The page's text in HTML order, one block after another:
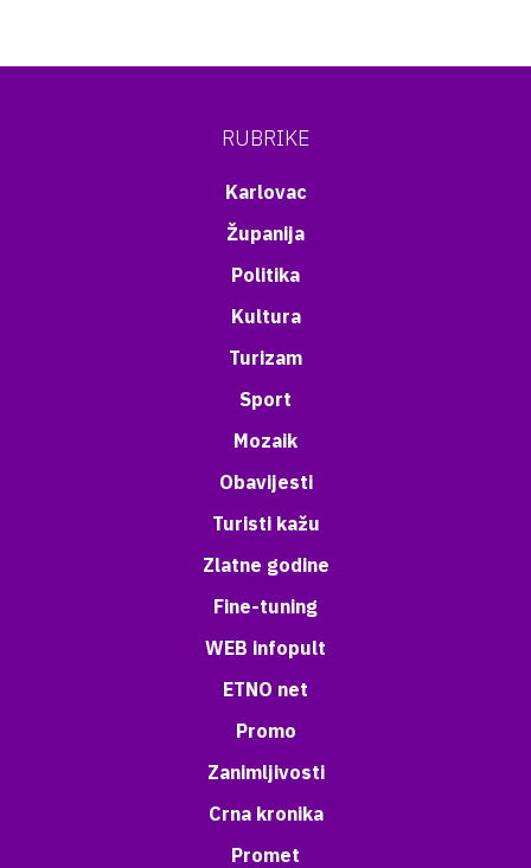
RUBRIKE
Karlovac
Županija
Politika
Kultura
Turizam
Sport
Mozaik
Obavijesti
Turisti kažu
Zlatne godine
Fine-tuning
WEB infopult
ETNO net
Promo
Zanimljivosti
Crna kronika
Promet